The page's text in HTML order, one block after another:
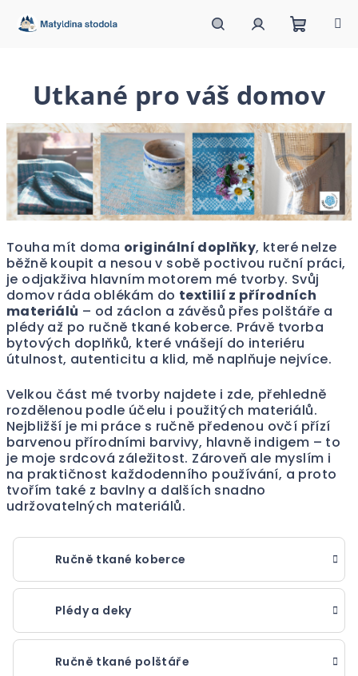
košík
Utkané pro váš domov
Touha mít doma originální doplňky, které nelze
běžně koupit a nesou v sobě poctivou ruční práci,
je odjakživa hlavním motorem mé tvorby. Svůj
domov ráda oblékám do textilií z přírodních
materiálů – od záclon a závěsů přes polštáře a
plédy až po ručně tkané koberce. Právě tvorba
bytových doplňků, které vnášejí do interiéru
útulnost, autenticitu a klid, mě naplňuje nejvíce.
Velkou část mé tvorby najdete i zde, přehledně
rozdělenou podle účelu i použitých materiálů.
Nejbližší je mi práce s ručně předenou ovčí přízí
barvenou přírodními barvivy, hlavně indigem – to
je moje srdcová záležitost. Zároveň ale myslím i
na praktičnost každodenního používání, a proto
tvořím také z bavlny a dalších snadno
udržovatelných materiálů.
Ručně tkané koberce
Plédy a deky
Ručně tkané polštáře